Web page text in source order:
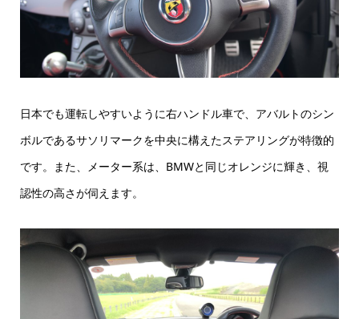
日本でも運転しやすいように右ハンドル車で、アバルトのシン
ボルであるサソリマークを中央に構えたステアリングが特徴的
です。また、メーター系は、BMWと同じオレンジに輝き、視
認性の高さが伺えます。